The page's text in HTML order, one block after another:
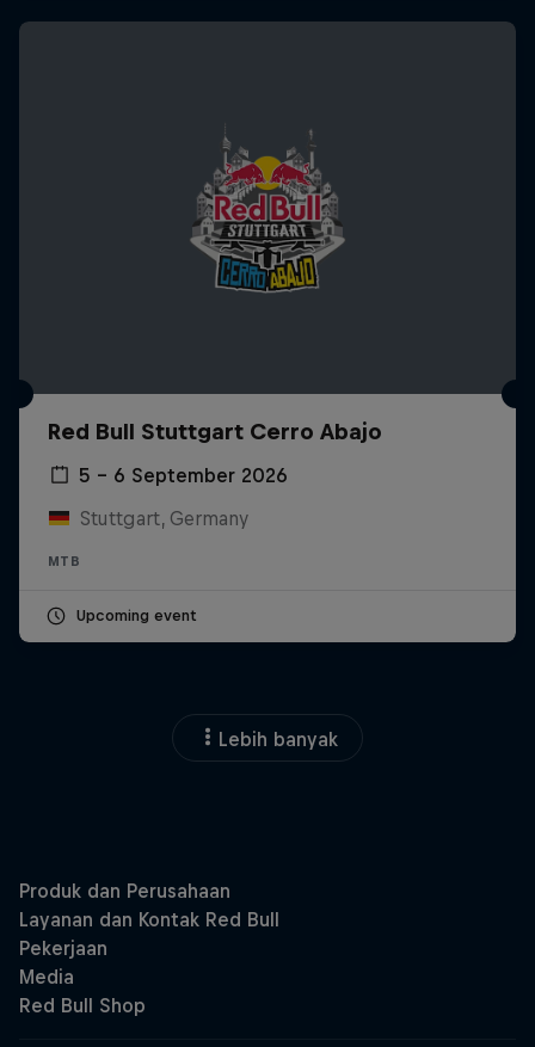
Red Bull Stuttgart Cerro Abajo
5 – 6 September 2026
Stuttgart, Germany
MTB
Upcoming event
Lebih banyak